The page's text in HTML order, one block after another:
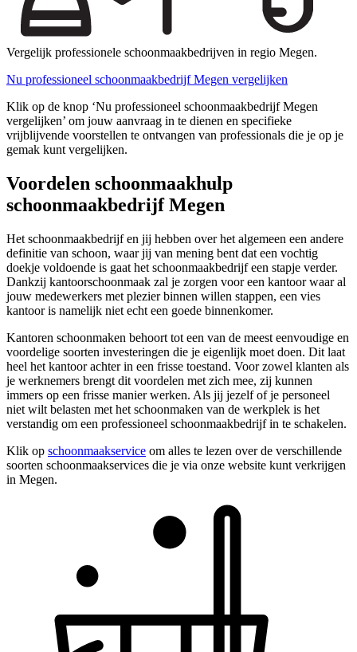
Vergelijk professionele schoonmaakbedrijven in regio Megen.
Nu professioneel schoonmaakbedrijf Megen vergelijken
Klik op de knop ‘Nu professioneel schoonmaakbedrijf Megen
vergelijken’ om jouw aanvraag in te dienen en specifieke
vrijblijvende voorstellen te ontvangen van professionals die je op je
gemak kunt vergelijken.
Voordelen schoonmaakhulp
schoonmaakbedrijf Megen
Het schoonmaakbedrijf en jij hebben over het algemeen een andere
definitie van schoon, waar jij van mening bent dat een vochtig
doekje voldoende is gaat het schoonmaakbedrijf een stapje verder.
Dankzij kantoorschoonmaak zal je zorgen voor een kantoor waar al
jouw medewerkers met plezier binnen willen stappen, een vies
kantoor is namelijk niet echt een goede binnenkomer.
Kantoren schoonmaken behoort tot een van de meest eenvoudige en
voordelige soorten investeringen die je eigenlijk moet doen. Dit laat
heel het kantoor achter in een frisse toestand. Voor zowel klanten als
je werknemers brengt dit voordelen met zich mee, zij kunnen
immers op een frisse manier werken. Als jij jezelf of je personeel
niet wilt belasten met het schoonmaken van de werkplek is het
verstandig om een professioneel schoonmaakbedrijf in te schakelen.
Klik op schoonmaakservice om alles te lezen over de verschillende
soorten schoonmaakservices die je via onze website kunt verkrijgen
in Megen.